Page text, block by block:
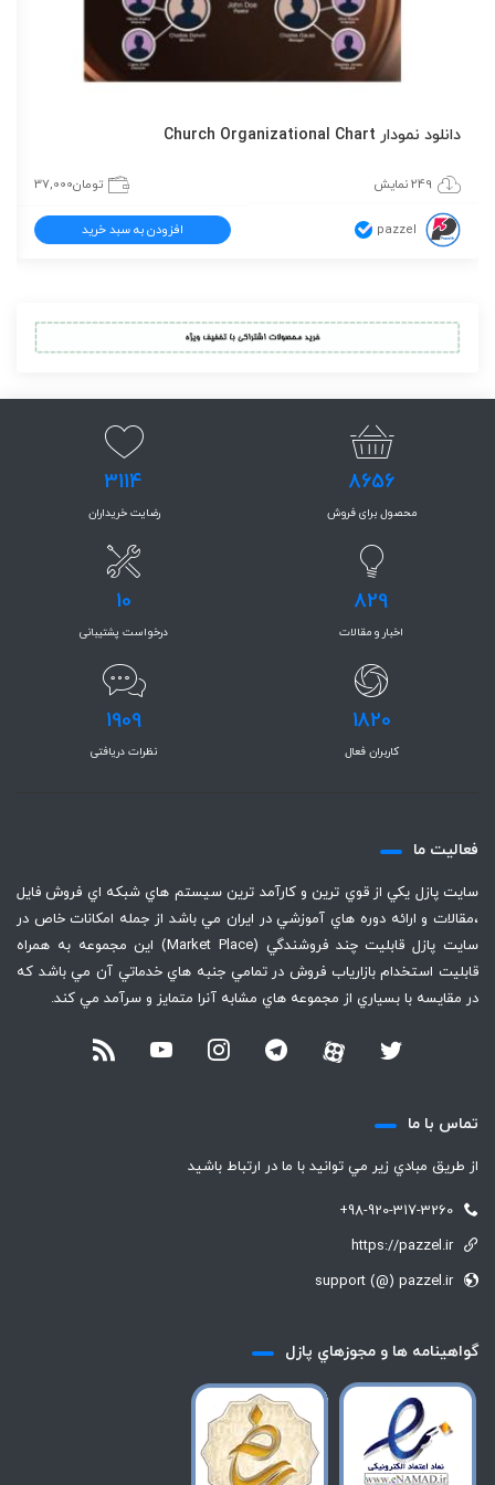
دانلود نمودار Church Organizational Chart
249 نمایش تومان37,000
pazzel افزودن به سبد خرید
8656
محصول برای فروش
3114
رضایت خریداران
829
اخبار و مقالات
10
درخواست پشتیبانی
1820
کاربران فعال
1909
نظرات دریافتی
فعاليت ما
سايت پازل يكي از قوي ترين و كارآمد ترين سيستم هاي شبكه اي فروش فايل
،‌مقالات و ارائه دوره هاي آموزشي در ايران مي باشد از جمله امكانات خاص در
سايت پازل قابليت چند فروشندگي (Market Place) اين مجموعه به همراه
قابليت استخدام بازارياب فروش در تمامي جنبه هاي خدماتي آن مي باشد كه
در مقايسه با بسياري از مجموعه هاي مشابه آنرا متمايز و سرآمد مي كند.
تماس با ما
از طريق مبادي زير مي توانيد با ما در ارتباط باشيد
+98-920-317-3260
https://pazzel.ir
support (@) pazzel.ir
گواهينامه ها و مجوزهاي پازل